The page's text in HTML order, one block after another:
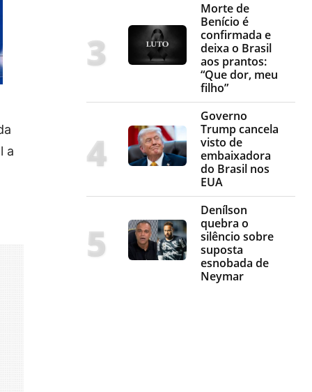
a
Morte de
Benício é
confirmada e
deixa o Brasil
aos prantos:
“Que dor, meu
filho”
Governo
Trump cancela
visto de
embaixadora
do Brasil nos
EUA
Denílson
quebra o
silêncio sobre
suposta
esnobada de
Neymar